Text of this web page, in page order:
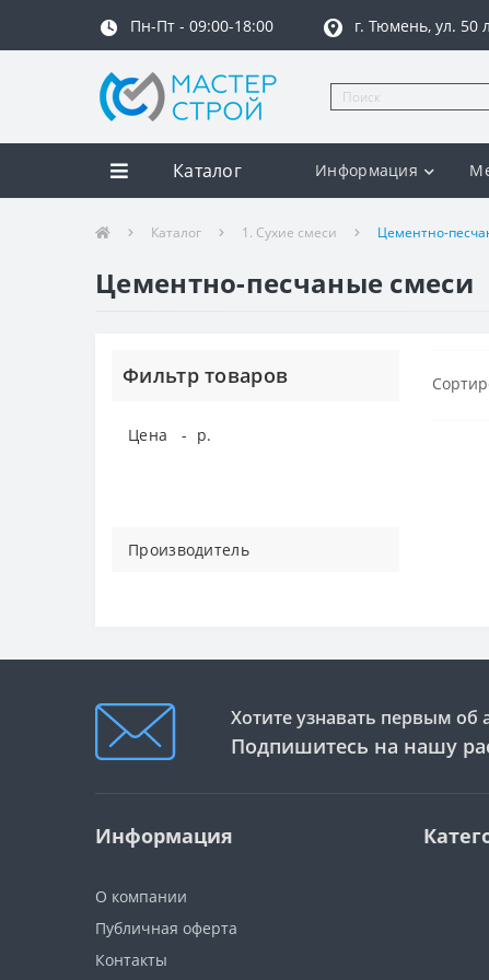
Пн-Пт - 09:00-18:00 г. Тюмень, ул. 50
Каталог Информация
Каталог 1. Сухие смеси Цементно-
Цементно-песчаные смеси
Фильтр товаров
Цена - р.
Производитель
Хотите узнавать первым об
Подпишитесь на нашу
Информация
О компании
Публичная оферта
Контакты